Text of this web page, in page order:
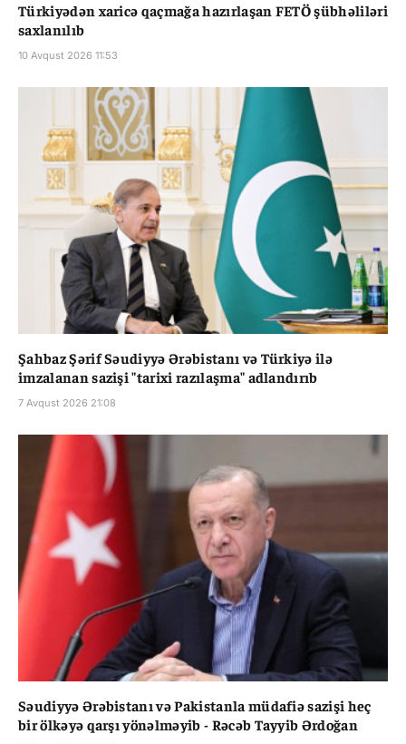
Türkiyədən xaricə qaçmağa hazırlaşan FETÖ şübhəliləri
saxlanılıb
10 Avqust 2026 11:53
Şahbaz Şərif Səudiyyə Ərəbistanı və Türkiyə ilə
imzalanan sazişi "tarixi razılaşma" adlandırıb
7 Avqust 2026 21:08
Səudiyyə Ərəbistanı və Pakistanla müdafiə sazişi heç
bir ölkəyə qarşı yönəlməyib - Rəcəb Tayyib Ərdoğan